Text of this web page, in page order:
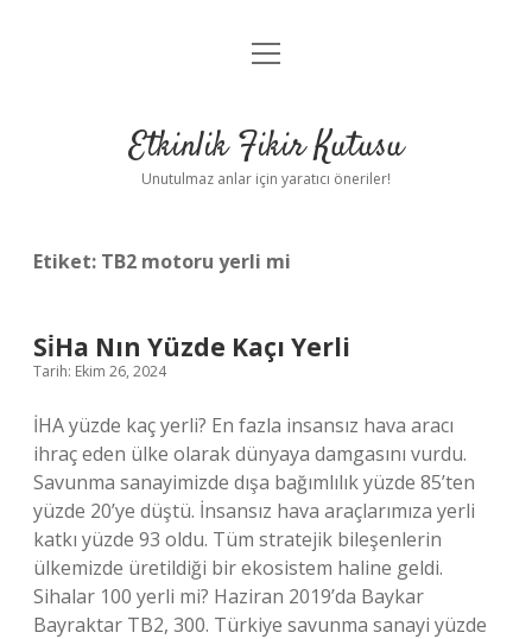
Anasayfa
Yasal Uyarı
menüyü
Etkinlik Fikir Kutusu
Unutulmaz anlar için yaratıcı öneriler!
Etiket: TB2 motoru yerli mi
Si̇Ha Nın Yüzde Kaçı Yerli
Tarih: Ekim 26, 2024
İHA yüzde kaç yerli? En fazla insansız hava aracı
ihraç eden ülke olarak dünyaya damgasını vurdu.
Savunma sanayimizde dışa bağımlılık yüzde 85’ten
yüzde 20’ye düştü. İnsansız hava araçlarımıza yerli
katkı yüzde 93 oldu. Tüm stratejik bileşenlerin
ülkemizde üretildiği bir ekosistem haline geldi.
Sihalar 100 yerli mi? Haziran 2019’da Baykar
Bayraktar TB2, 300. Türkiye savunma sanayi yüzde